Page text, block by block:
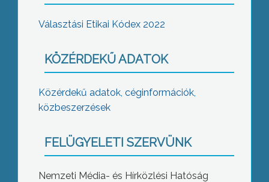
Választási Etikai Kódex 2022
KÖZÉRDEKŰ ADATOK
Közérdekű adatok, céginformációk,
közbeszerzések
FELÜGYELETI SZERVÜNK
Nemzeti Média- és Hírközlési Hatóság